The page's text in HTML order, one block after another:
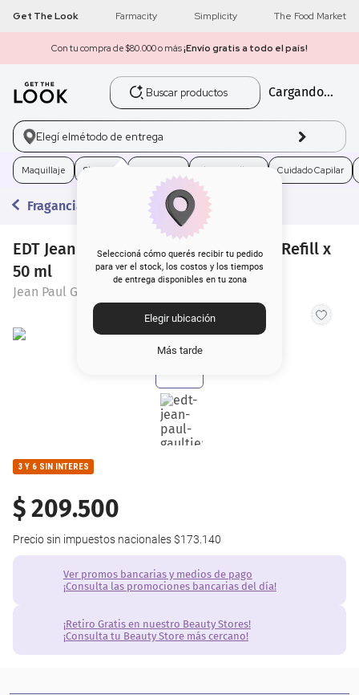
Get The Look Farmacity Simplicity The Food Market
Con tu compra de $80.000 o más¡Envío gratis a todo el país!
Buscar productos
Cargando...
Elegí elmétodo de entrega
Seleccioná cómo querés recibir tu pedido
para ver el stock, los costos y los tiempos
de entrega disponibles en tu zona
Elegir ubicación
Más tarde
Maquillaje Skincare Electro Belleza Cuidado Capilar
Fragancias
EDT Jean Paul Gaultier Scandal Pour Refill x
50 ml
Jean Paul Gaultier
3 Y 6 SIN INTERES
$209.500
Precio sin impuestos nacionales $173.140
Ver promos bancarias y medios de pago
¡Consulta las promociones bancarias del día!
¡Retiro Gratis en nuestro Beauty Stores!
¡Consulta tu Beauty Store más cercano!
1 get the look
2 máscara pestañas
loreal
4. brochas
5. corrector
6 rubor